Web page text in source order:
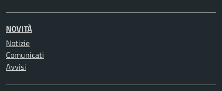
NOVITÀ
Notizie
Comunicati
Avvisi